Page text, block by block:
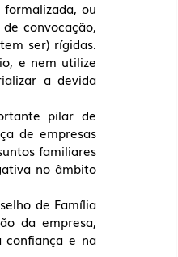
ou
convocação,
ser) rígidas.
e nem utilize
a devida
pilar de
de empresas
familiares
no âmbito
de Família
da empresa,
confiança e na